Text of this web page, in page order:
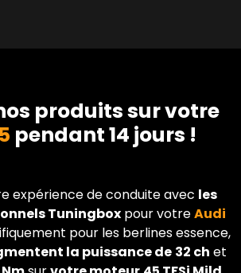
produits sur votre
pendant 14 jours !
expérience de conduite avec les
Tuningboxpour votreAudi
pour les berlines essence,
la puissance de 32 ch et